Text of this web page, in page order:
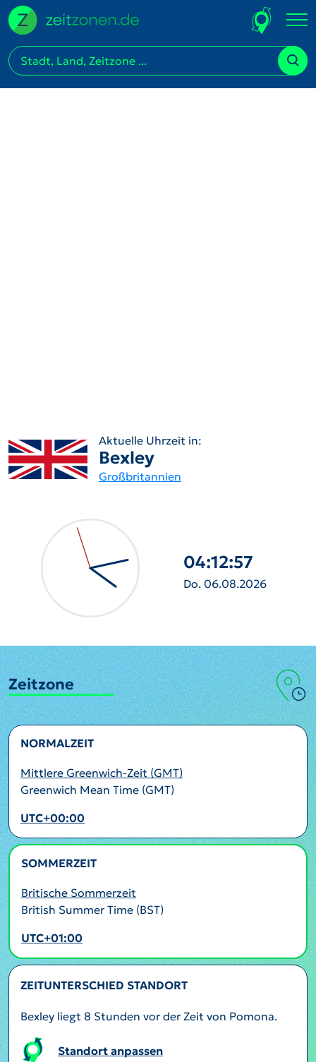
Aktuelle Uhrzeit in:
Bexley
Großbritannien
04:12:58
Do. 06.08.2026
Zeitzone
NORMALZEIT
Mittlere Greenwich-Zeit (GMT)
Greenwich Mean Time (GMT)
UTC+00:00
SOMMERZEIT
Britische Sommerzeit
British Summer Time (BST)
UTC+01:00
ZEITUNTERSCHIED STANDORT
Bexley liegt 8 Stunden vor der Zeit von Pomona.
Standort anpassen